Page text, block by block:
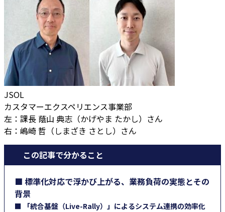
JSOL
カスタマーエクスペリエンス事業部
左：課長 蔭山 典志（かげやま たかし）さん
右：嶋崎 哲（しまざき さとし）さん
この記事で分かること
■ 標準化対応で浮かび上がる、業務負荷の実態とその
背景
■ 「統合基盤（Live-Rally）」によるシステム連携の効率化